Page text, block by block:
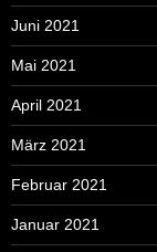
Juni 2021
Mai 2021
April 2021
März 2021
Februar 2021
Januar 2021